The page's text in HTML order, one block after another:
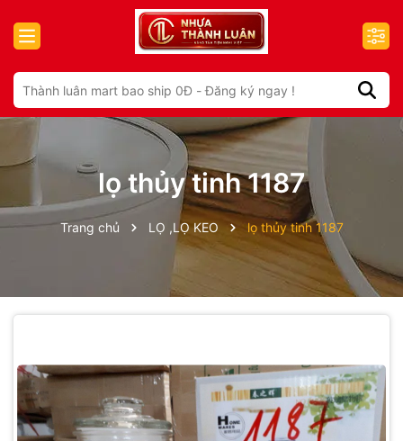
lọ thủy tinh 1187
Trang chủ LỌ ,LỌ KEO lọ thủy tinh 1187